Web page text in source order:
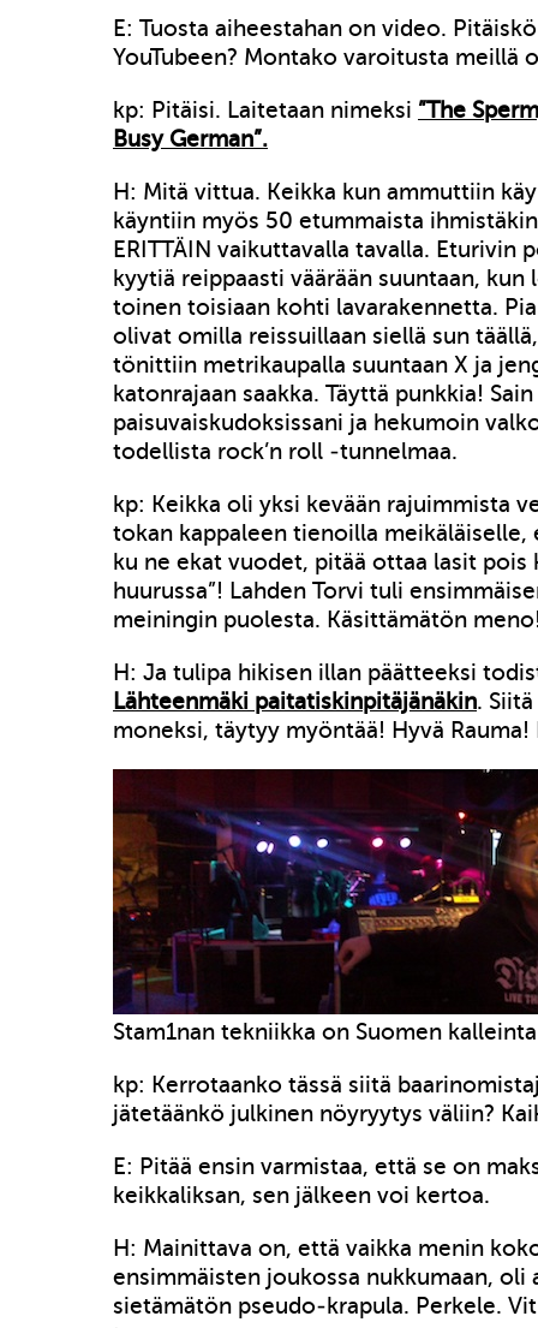
E: Tuosta aiheestahan on video.
YouTubeen? Montako varoitusta meillä
kp: Pitäisi. Laitetaan nimeksi ”The
Busy German”.
H: Mitä vittua. Keikka kun ammuttiin
käyntiin myös 50 etummaista
ERITTÄIN vaikuttavalla tavalla. Eturivin
kyytiä reippaasti väärään suuntaan, kun
toinen toisiaan kohti lavarakennetta.
olivat omilla reissuillaan siellä sun
tönittiin metrikaupalla suuntaan X ja
katonrajaan saakka. Täyttä punkkia!
paisuvaiskudoksissani ja hekumoin
todellista rock’n roll -tunnelmaa.
kp: Keikka oli yksi kevään rajuimmista
tokan kappaleen tienoilla meikäläiselle,
ku ne ekat vuodet, pitää ottaa lasit pois
huurussa”! Lahden Torvi tuli
meiningin puolesta. Käsittämätön
H: Ja tulipa hikisen illan päätteeksi
Lähteenmäki paitatiskinpitäjänäkin.
moneksi, täytyy myöntää! Hyvä Rauma!
Stam1nan tekniikka on Suomen
kp: Kerrotaanko tässä siitä
jätetäänkö julkinen nöyryytys väliin?
E: Pitää ensin varmistaa, että se on
keikkaliksan, sen jälkeen voi kertoa.
H: Mainittava on, että vaikka menin
ensimmäisten joukossa nukkumaan, oli
sietämätön pseudo-krapula. Perkele.